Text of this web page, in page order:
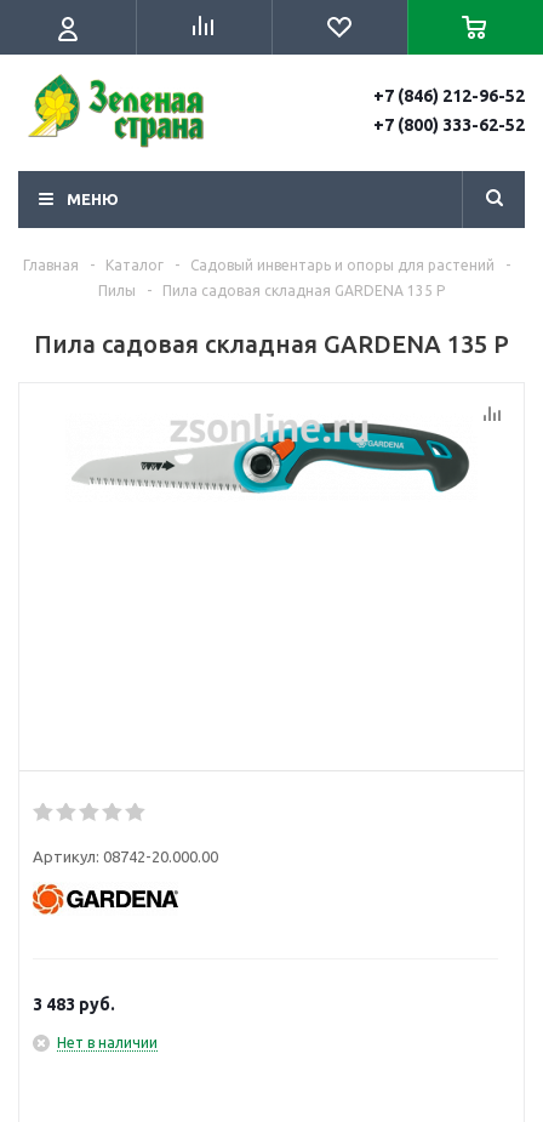
+7 (846) 212-96-52
+7 (800) 333-62-52
МЕНЮ
Главная - Каталог - Садовый инвентарь и опоры для растений
-
Пилы
- Пила садовая складная GARDENA 135 P
Пила садовая складная GARDENA 135 P
Артикул: 08742-20.000.00
3 483 руб.
Нет в наличии